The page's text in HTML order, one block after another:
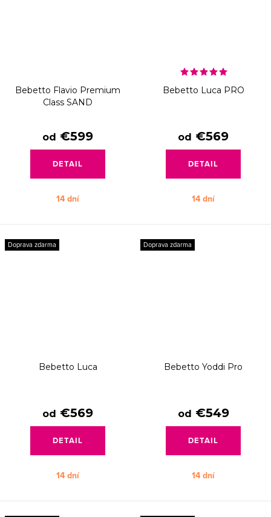
Bebetto Flavio Premium
Class SAND
od €599
DETAIL
14 dní
Bebetto Luca PRO
od €569
DETAIL
14 dní
Doprava zdarma
Bebetto Luca
od €569
DETAIL
14 dní
Doprava zdarma
Bebetto Yoddi Pro
od €549
DETAIL
14 dní